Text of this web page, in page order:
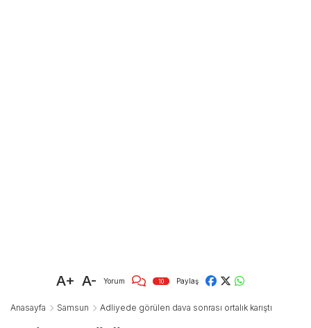
A+ A- Yorum 10 Paylaş
Anasayfa Samsun Adliyede görülen dava sonrası ortalık karıştı